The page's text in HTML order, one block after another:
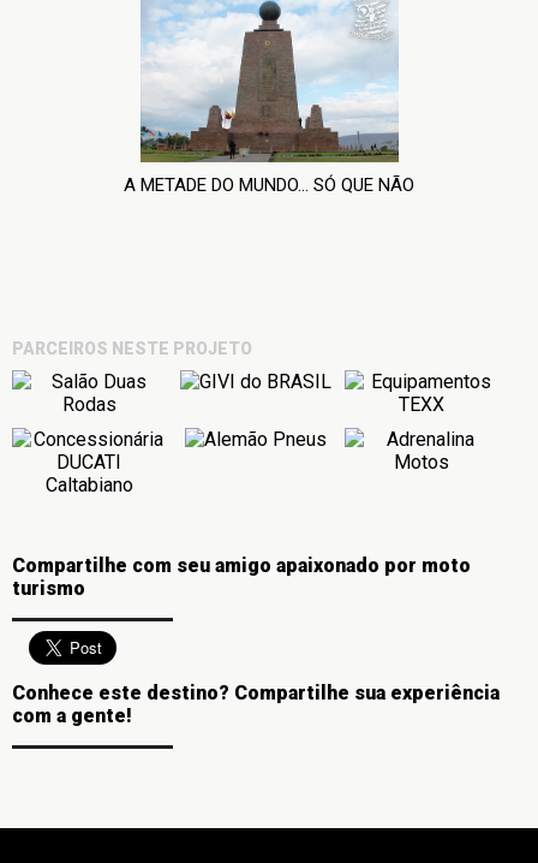
A METADE DO MUNDO... SÓ QUE NÃO
PARCEIROS NESTE PROJETO
Compartilhe com seu amigo apaixonado por moto
turismo
Conhece este destino? Compartilhe sua experiência
com a gente!